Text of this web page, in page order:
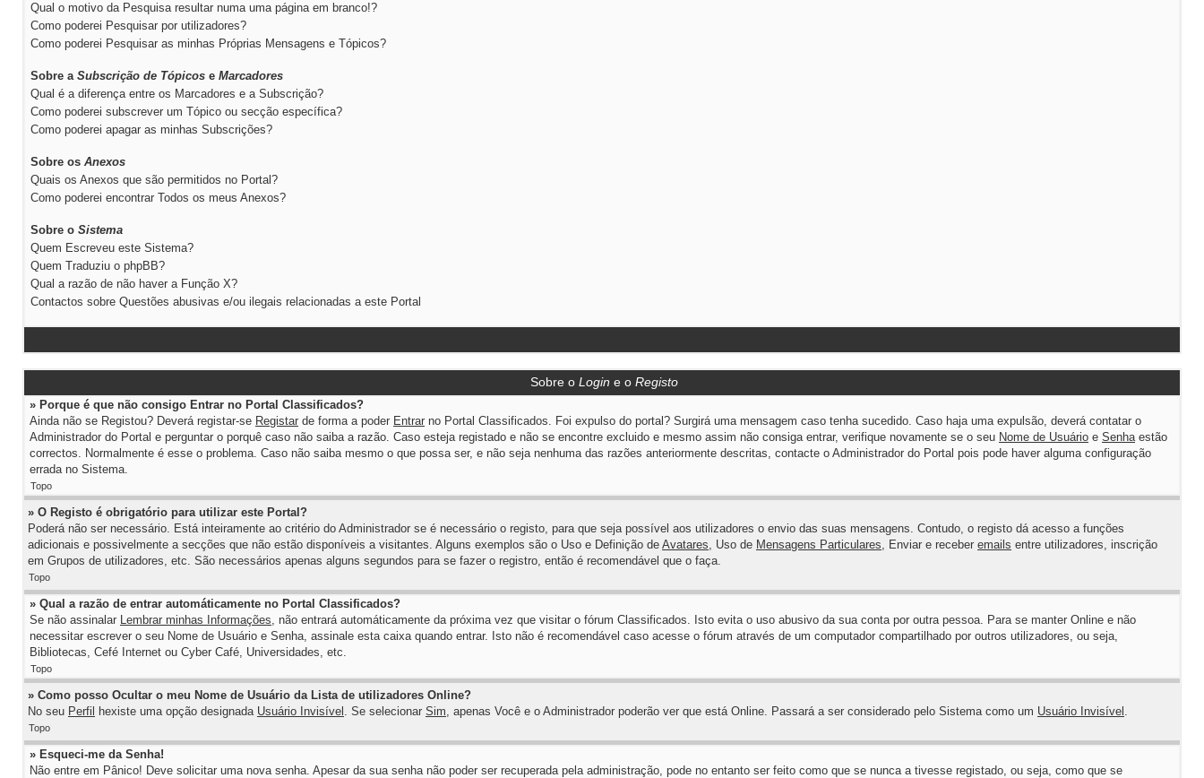
Qual o motivo da Pesquisa resultar numa uma página em branco!?
Como poderei Pesquisar por utilizadores?
Como poderei Pesquisar as minhas Próprias Mensagens e Tópicos?
Sobre a Subscrição de Tópicos e Marcadores
Qual é a diferença entre os Marcadores e a Subscrição?
Como poderei subscrever um Tópico ou secção específica?
Como poderei apagar as minhas Subscrições?
Sobre os Anexos
Quais os Anexos que são permitidos no Portal?
Como poderei encontrar Todos os meus Anexos?
Sobre o Sistema
Quem Escreveu este Sistema?
Quem Traduziu o phpBB?
Qual a razão de não haver a Função X?
Contactos sobre Questões abusivas e/ou ilegais relacionadas a este Portal
Sobre o Login e o Registo
» Porque é que não consigo Entrar no Portal Classificados?
Ainda não se Registou? Deverá registar-se Registar de forma a poder Entrar no Portal Classificados. Foi expulso do portal? Surgirá uma mensagem caso tenha sucedido. Caso haja uma expulsão, deverá contatar o
Administrador do Portal e perguntar o porquê caso não saiba a razão. Caso esteja registado e não se encontre excluido e mesmo assim não consiga entrar, verifique novamente se o seu Nome de Usuário e Senhaestão
correctos. Normalmente é esse o problema. Caso não saiba mesmo o que possa ser, e não seja nenhuma das razões anteriormente descritas, contacte o Administrador do Portal pois pode haver alguma configuração
errada no Sistema.
Topo
» O Registo é obrigatório para utilizar este Portal?
Poderá não ser necessário. Está inteiramente ao critério do Administrador se é necessário o registo, para que seja possível aos utilizadores o envio das suas mensagens. Contudo, o registo dá acesso a funções
adicionais e possivelmente a secções que não estão disponíveis a visitantes. Alguns exemplos são o Uso e Definição de Avatares, Uso de Mensagens Particulares, Enviar e receber emails entre utilizadores, inscrição
em Grupos de utilizadores, etc. São necessários apenas alguns segundos para se fazer o registro, então é recomendável que o faça.
Topo
» Qual a razão de entrar automáticamente no Portal Classificados?
Se não assinalar Lembrar minhas Informações, não entrará automáticamente da próxima vez que visitar o fórum Classificados. Isto evita o uso abusivo da sua conta por outra pessoa. Para se manter Online e não
necessitar escrever o seu Nome de Usuário e Senha, assinale esta caixa quando entrar. Isto não é recomendável caso acesse o fórum através de um computador compartilhado por outros utilizadores, ou seja,
Bibliotecas, Cefé Internet ou Cyber Café, Universidades, etc.
Topo
» Como posso Ocultar o meu Nome de Usuário da Lista de utilizadores Online?
No seu Perfil hexiste uma opção designada Usuário Invisível . Se selecionar Sim, apenas Você e o Administrador poderão ver que está Online. Passará a ser considerado pelo Sistema como um Usuário Invisível .
Topo
» Esqueci-me da Senha!
Não entre em Pânico! Deve solicitar uma nova senha. Apesar da sua senha não poder ser recuperada pela administração, pode no entanto ser feito como que se nunca a tivesse registado, ou seja, como que se